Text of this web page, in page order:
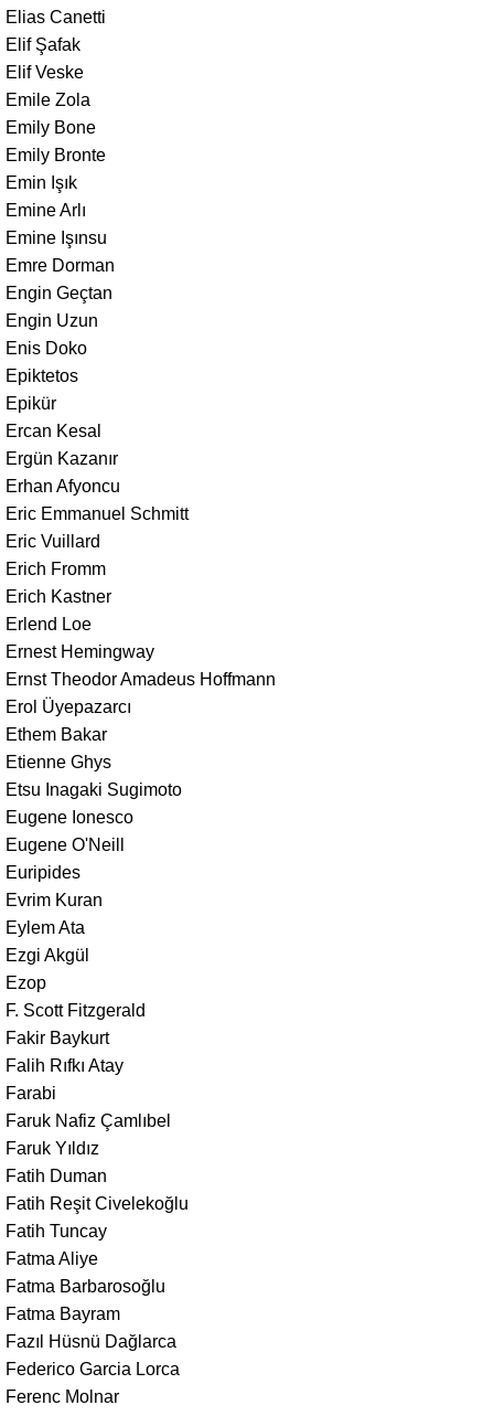
Elias Canetti
Elif Şafak
Elif Veske
Emile Zola
Emily Bone
Emily Bronte
Emin Işık
Emine Arlı
Emine Işınsu
Emre Dorman
Engin Geçtan
Engin Uzun
Enis Doko
Epiktetos
Epikür
Ercan Kesal
Ergün Kazanır
Erhan Afyoncu
Eric Emmanuel Schmitt
Eric Vuillard
Erich Fromm
Erich Kastner
Erlend Loe
Ernest Hemingway
Ernst Theodor Amadeus Hoffmann
Erol Üyepazarcı
Ethem Bakar
Etienne Ghys
Etsu Inagaki Sugimoto
Eugene Ionesco
Eugene O'Neill
Euripides
Evrim Kuran
Eylem Ata
Ezgi Akgül
Ezop
F. Scott Fitzgerald
Fakir Baykurt
Falih Rıfkı Atay
Farabi
Faruk Nafiz Çamlıbel
Faruk Yıldız
Fatih Duman
Fatih Reşit Civelekoğlu
Fatih Tuncay
Fatma Aliye
Fatma Barbarosoğlu
Fatma Bayram
Fazıl Hüsnü Dağlarca
Federico Garcia Lorca
Ferenc Molnar